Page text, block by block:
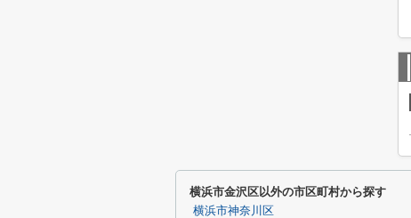
横浜市金沢区以外の市区町村から探す
横浜市神奈川区